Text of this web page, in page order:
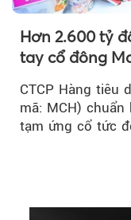
Hơn 2.600 tỷ
tay cổ đông
CTCP Hàng tiêu
mã: MCH)
tạm ứng cổ tức